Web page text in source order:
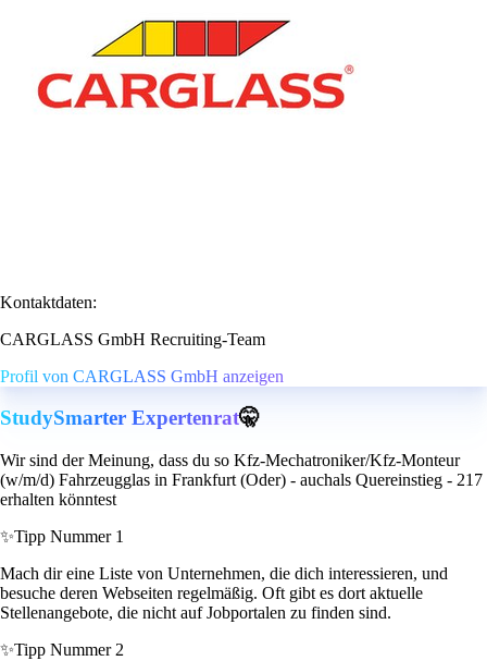
Kontaktdaten:
CARGLASS GmbH Recruiting-Team
Profil von CARGLASS GmbH anzeigen
StudySmarter Expertenrat🤫
Wir sind der Meinung, dass du so Kfz-Mechatroniker/Kfz-Monteur
(w/m/d) Fahrzeugglas in Frankfurt (Oder) - auchals Quereinstieg - 217
erhalten könntest
✨Tipp Nummer 1
Mach dir eine Liste von Unternehmen, die dich interessieren, und
besuche deren Webseiten regelmäßig. Oft gibt es dort aktuelle
Stellenangebote, die nicht auf Jobportalen zu finden sind.
✨Tipp Nummer 2